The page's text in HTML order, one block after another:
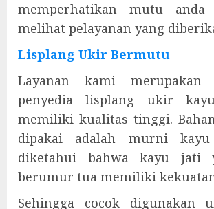
memperhatikan mutu
melihat pelayanan yang
Lisplang Ukir Bermutu
Layanan kami
penyedia lisplang ukir
memiliki kualitas tinggi.
dipakai adalah murni
diketahui bahwa kayu jati
berumur tua memiliki
Sehingga cocok digunakan